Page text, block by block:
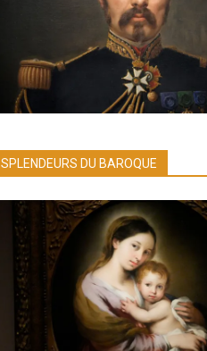
SPLENDEURS DU BAROQUE